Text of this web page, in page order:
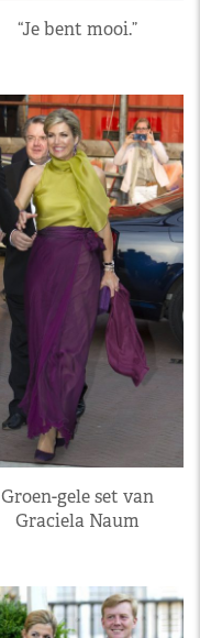
“Je bent mooi.”
Groen-gele set van
Graciela Naum